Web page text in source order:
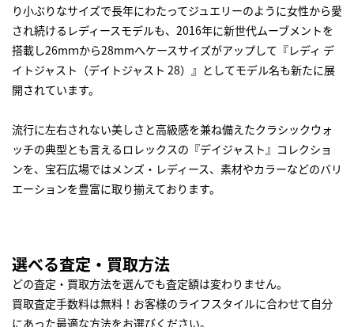
り小ぶりなサイズで長年にわたってジュエリーのように女性から愛
され続けるレディースモデルも、2016年に新世代ムーブメントを
搭載し26mｍから28mmへケースサイズがアップして『レディ デ
イトジャスト（デイトジャスト 28）』としてモデル名も新たに展
開されています。
流行に左右されない美しさと高級感を兼ね備えたクラシックウォ
ッチの典型とも言えるロレックスの『デイジャスト』コレクショ
ンを、宝石広場ではメンズ・レディース、素材やカラーなどのバリ
エーションを豊富に取り揃えております。
選べる査定・買取方法
どの査定・買取方法を選んでも査定額は変わりません。
買取査定手数料は無料！お客様のライフスタイルに合わせて自分
にあった最適な方法をお選びください。